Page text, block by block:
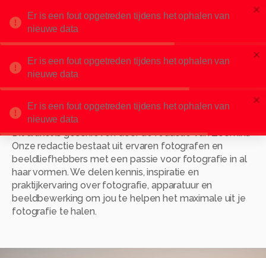
Er is een fout opgetreden tijdens het ophalen van
nieuwe data
Er is een fout opgetreden tijdens het ophalen van
nieuwe data
Er is een fout opgetreden tijdens het ophalen van
nieuwe data
Over de auteur
Dit artikel is geschreven door de redactie van Zoom.nl.
Onze redactie bestaat uit ervaren fotografen en
beeldliefhebbers met een passie voor fotografie in al
haar vormen. We delen kennis, inspiratie en
praktijkervaring over fotografie, apparatuur en
beeldbewerking om jou te helpen het maximale uit je
fotografie te halen.